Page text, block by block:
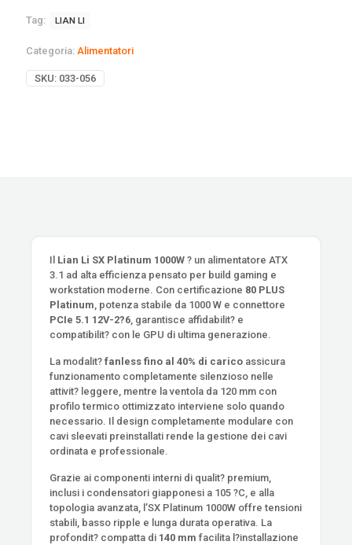
Tag: LIAN LI
Categoria: Alimentatori
SKU: 033-056
Il Lian Li SX Platinum 1000W ? un alimentatore ATX
3.1 ad alta efficienza pensato per build gaming e
workstation moderne. Con certificazione 80 PLUS
Platinum , potenza stabile da 1000 W e connettore
PCIe 5.1 12V-2?6 , garantisce affidabilit? e
compatibilit? con le GPU di ultima generazione.
La modalit?fanless fino al 40% di carico assicura
funzionamento completamente silenzioso nelle
attivit? leggere, mentre la ventola da 120 mm con
profilo termico ottimizzato interviene solo quando
necessario. Il design completamente modulare con
cavi sleevati preinstallati rende la gestione dei cavi
ordinata e professionale.
Grazie ai componenti interni di qualit? premium,
inclusi i condensatori giapponesi a 105 ?C, e alla
topologia avanzata, l’SX Platinum 1000W offre tensioni
stabili, basso ripple e lunga durata operativa. La
profondit? compatta di 140 mm facilita l?installazione